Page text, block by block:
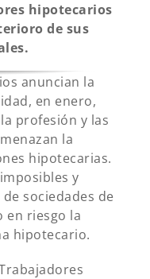
hipotecarios
de sus
anuncian la
en enero,
profesión y las
la
hipotecarias.
y
sociedades de
en riesgo la
hipotecario.